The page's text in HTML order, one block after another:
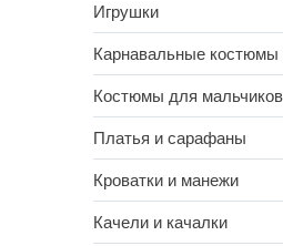
Игрушки
Карнавальные костюмы
Костюмы для мальчиков
Платья и сарафаны
Кроватки и манежи
Качели и качалки